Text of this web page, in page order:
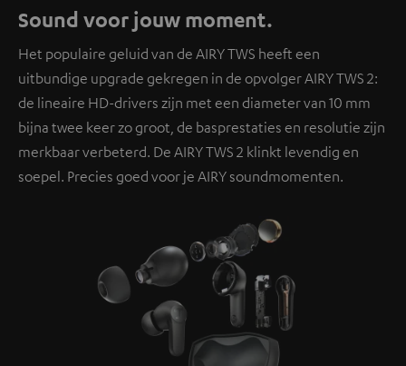
verzameld en aan derden doorgestuurd. Meer info
hierover vind je in onsprivacybeleid.
Sound voor jouw moment.
Het populaire geluid van de AIRY TWS heeft een
uitbundige upgrade gekregen in de opvolger AIRY TWS 2:
de lineaire HD-drivers zijn met een diameter van 10 mm
bijna twee keer zo groot, de basprestaties en resolutie zijn
merkbaar verbeterd. De AIRY TWS 2 klinkt levendig en
soepel. Precies goed voor je AIRY soundmomenten.